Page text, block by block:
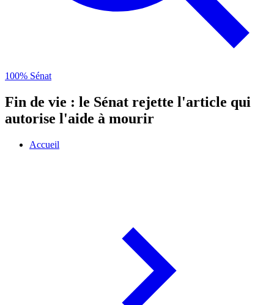
100% Sénat
Fin de vie : le Sénat rejette l'article qui
autorise l'aide à mourir
Accueil